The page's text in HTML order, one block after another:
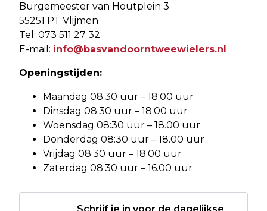
Burgemeester van Houtplein 3
55251 PT Vlijmen
Tel: 073 511 27 32
E-mail: info@basvandoorntweewielers.nl
Openingstijden:
Maandag 08:30 uur – 18.00 uur
Dinsdag 08:30 uur – 18.00 uur
Woensdag 08:30 uur – 18.00 uur
Donderdag 08:30 uur – 18.00 uur
Vrijdag 08:30 uur – 18.00 uur
Zaterdag 08:30 uur – 16.00 uur